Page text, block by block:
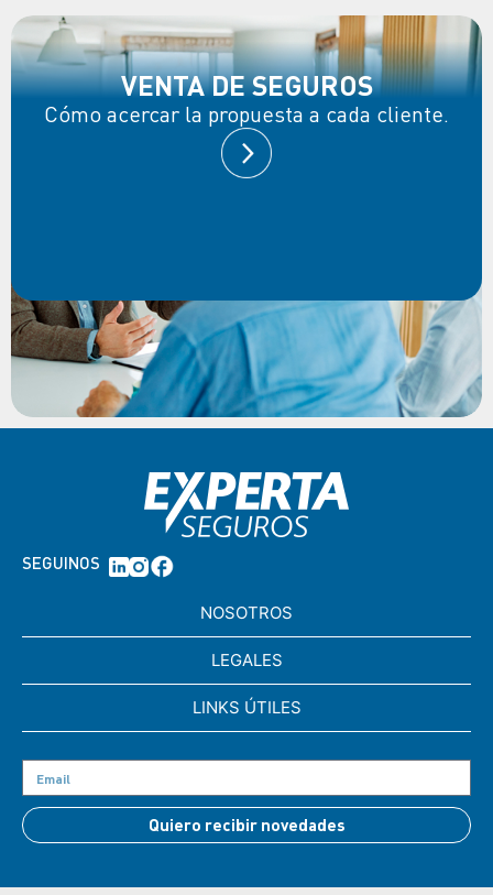
VENTA DE SEGUROS
Cómo acercar la propuesta a cada cliente.
SEGUINOS
NOSOTROS
LEGALES
LINKS ÚTILES
Quiero recibir novedades